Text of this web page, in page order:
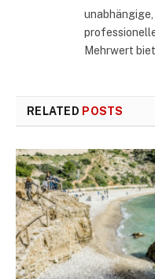
Mehrwert
RELATED POSTS